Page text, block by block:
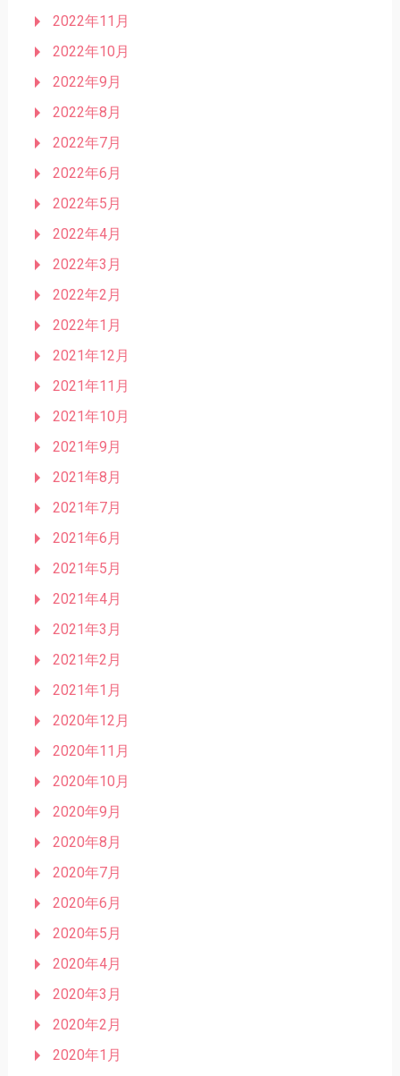
2022年11月
2022年10月
2022年9月
2022年8月
2022年7月
2022年6月
2022年5月
2022年4月
2022年3月
2022年2月
2022年1月
2021年12月
2021年11月
2021年10月
2021年9月
2021年8月
2021年7月
2021年6月
2021年5月
2021年4月
2021年3月
2021年2月
2021年1月
2020年12月
2020年11月
2020年10月
2020年9月
2020年8月
2020年7月
2020年6月
2020年5月
2020年4月
2020年3月
2020年2月
2020年1月